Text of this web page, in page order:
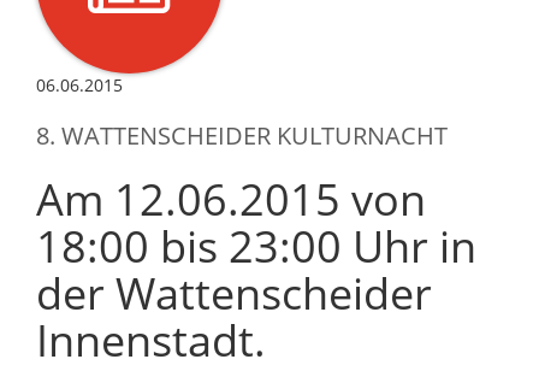
06.06.2015
8. WATTENSCHEIDER KULTURNACHT
Am 12.06.2015 von
18:00 bis 23:00 Uhr in
der Wattenscheider
Innenstadt.